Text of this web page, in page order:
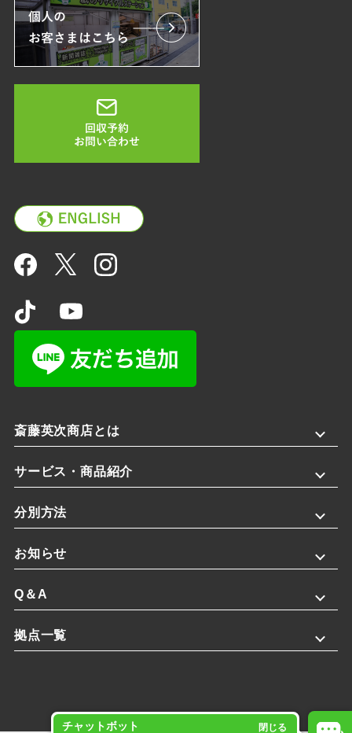
斎藤英次商店とは
サービス・商品紹介
分別方法
お知らせ
Q＆A
拠点一覧
チャットボット 閉じる